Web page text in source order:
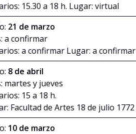
15.30 a 18 h. Lugar: virtual
21 de marzo
a confirmar
a confirmar Lugar: a confirmar
8 de abril
martes y jueves
15 a 18 h.
Facultad de Artes 18 de julio 1772
10 de marzo